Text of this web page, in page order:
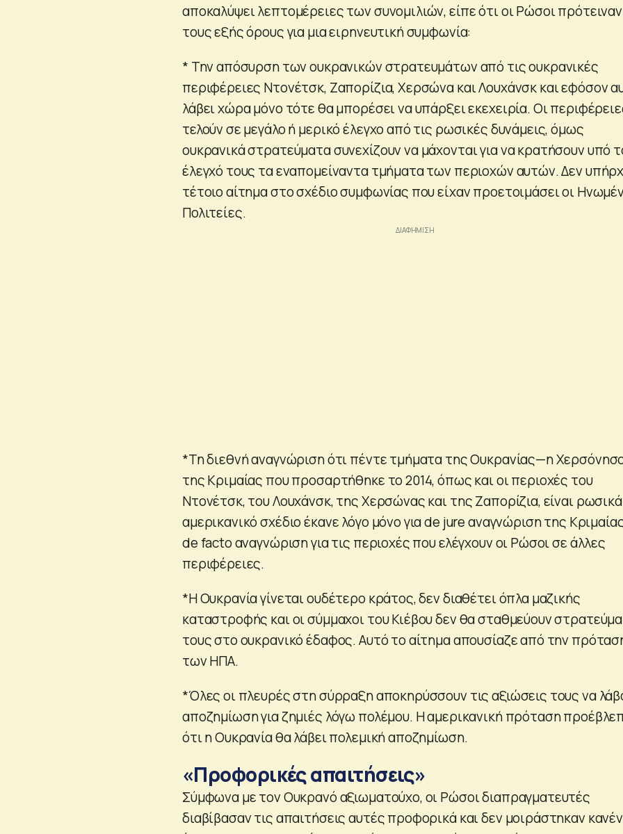
αποκαλύψει λεπτομέρειες των συνομιλιών, είπε ότι οι Ρώσοι πρότειναν
τους εξής όρους για μια ειρηνευτική συμφωνία:
* Την απόσυρση των ουκρανικών στρατευμάτων από τις ουκρανικές
περιφέρειες Ντονέτσκ, Ζαπορίζια, Χερσώνα και Λουχάνσκ και εφόσον
λάβει χώρα μόνο τότε θα μπορέσει να υπάρξει εκεχειρία. Οι
τελούν σε μεγάλο ή μερικό έλεγχο από τις ρωσικές δυνάμεις, όμως
ουκρανικά στρατεύματα συνεχίζουν να μάχονται για να κρατήσουν υπό
έλεγχό τους τα εναπομείναντα τμήματα των περιοχών αυτών. Δεν
τέτοιο αίτημα στο σχέδιο συμφωνίας που είχαν προετοιμάσει οι
Πολιτείες.
*Τη διεθνή αναγνώριση ότι πέντε τμήματα της Ουκρανίας—η
της Κριμαίας που προσαρτήθηκε το 2014, όπως και οι περιοχές του
Ντονέτσκ, του Λουχάνσκ, της Χερσώνας και της Ζαπορίζια, είναι
αμερικανικό σχέδιο έκανε λόγο μόνο για de jure αναγνώριση της
de facto αναγνώριση για τις περιοχές που ελέγχουν οι Ρώσοι σε άλλες
περιφέρειες.
*Η Ουκρανία γίνεται ουδέτερο κράτος, δεν διαθέτει όπλα μαζικής
καταστροφής και οι σύμμαχοι του Κιέβου δεν θα σταθμεύουν
τους στο ουκρανικό έδαφος. Αυτό το αίτημα απουσίαζε από την
των ΗΠΑ.
*Όλες οι πλευρές στη σύρραξη αποκηρύσσουν τις αξιώσεις τους να
αποζημίωση για ζημιές λόγω πολέμου. Η αμερικανική πρόταση
ότι η Ουκρανία θα λάβει πολεμική αποζημίωση.
«Προφορικές απαιτήσεις»
Σύμφωνα με τον Ουκρανό αξιωματούχο, οι Ρώσοι διαπραγματευτές
διαβίβασαν τις απαιτήσεις αυτές προφορικά και δεν μοιράστηκαν